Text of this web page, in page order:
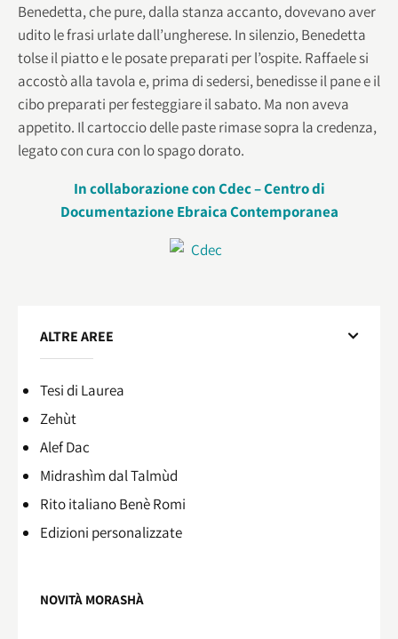
Benedetta, che pure, dalla stanza accanto, dovevano aver
udito le frasi urlate dall’ungherese. In silenzio, Benedetta
tolse il piatto e le posate preparati per l’ospite. Raffaele si
accostò alla tavola e, prima di sedersi, benedisse il pane e il
cibo preparati per festeggiare il sabato. Ma non aveva
appetito. Il cartoccio delle paste rimase sopra la credenza,
legato con cura con lo spago dorato.
In collaborazione con Cdec – Centro di
Documentazione Ebraica Contemporanea
ALTRE AREE
Tesi di Laurea
Zehùt
Alef Dac
Midrashìm dal Talmùd
Rito italiano Benè Romi​
Edizioni personalizzate
NOVITÀ MORASHÀ